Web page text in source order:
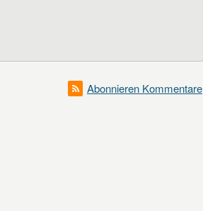
Abonnieren Kommentare